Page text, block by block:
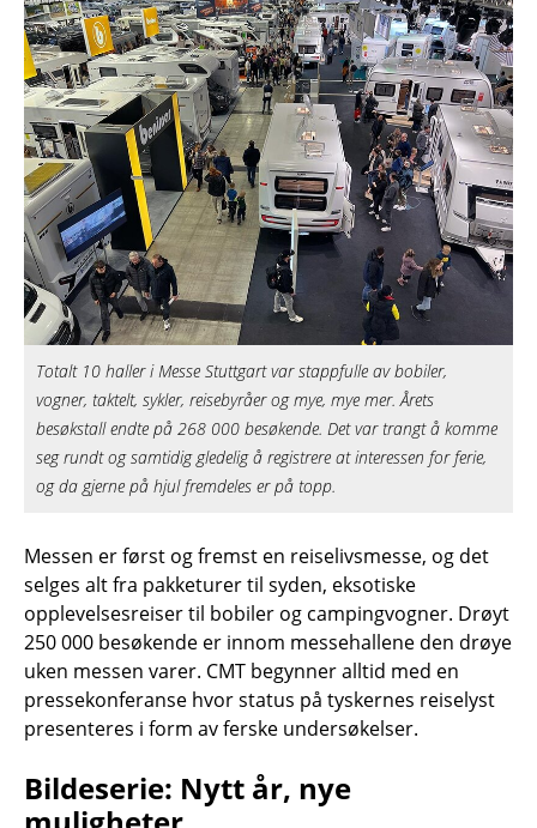
Totalt 10 haller i Messe Stuttgart var stappfulle av bobiler,
vogner, taktelt, sykler, reisebyråer og mye, mye mer. Årets
besøkstall endte på 268 000 besøkende. Det var trangt å komme
seg rundt og samtidig gledelig å registrere at interessen for ferie,
og da gjerne på hjul fremdeles er på topp.
Messen er først og fremst en reiselivsmesse, og det
selges alt fra pakketurer til syden, eksotiske
opplevelsesreiser til bobiler og campingvogner. Drøyt
250 000 besøkende er innom messehallene den drøye
uken messen varer. CMT begynner alltid med en
pressekonferanse hvor status på tyskernes reiselyst
presenteres i form av ferske undersøkelser.
Bildeserie: Nytt år, nye